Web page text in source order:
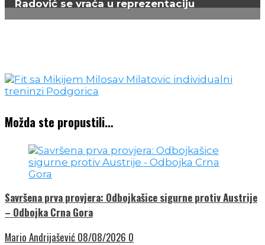
Radović se vraća u reprezentaciju
Možda ste propustili…
Savršena prva provjera: Odbojkašice sigurne protiv Austrije
– Odbojka Crna Gora
Mario Andrijašević 08/08/2026 0